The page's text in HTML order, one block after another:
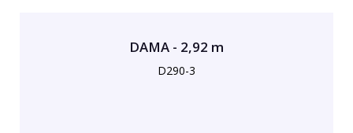
DAMA - 2,92 m
D290-3